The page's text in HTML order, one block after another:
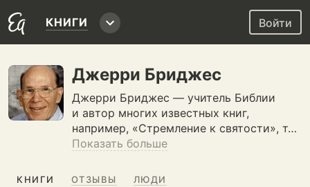
КНИГИ Войти
Джерри Бриджес
Джерри Бриджес — учитель Библии
и автор многих известных книг,
например, «Стремление к святости», т…
Показать больше
КНИГИ ОТЗЫВЫ ЛЮДИ